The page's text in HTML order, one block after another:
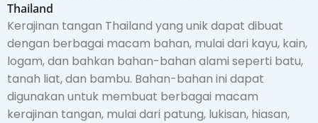
Thailand
Kerajinan tangan Thailand yang unik dapat dibuat
dengan berbagai macam bahan, mulai dari kayu, kain,
logam, dan bahkan bahan-bahan alami seperti batu,
tanah liat, dan bambu. Bahan-bahan ini dapat
digunakan untuk membuat berbagai macam
kerajinan tangan, mulai dari patung, lukisan, hiasan,